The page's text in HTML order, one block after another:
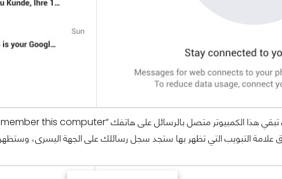
علامة التبويب التي تظهر بها ستجد سجل رسائلك على الجهة اليسرى،